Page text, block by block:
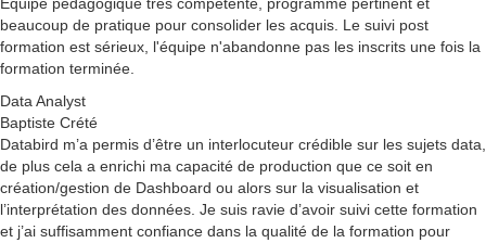
beaucoup de pratique pour consolider les acquis. Le suivi post
formation est sérieux, l'équipe n'abandonne pas les inscrits une fois la
formation terminée.
Data Analyst
Baptiste Crété
Databird m’a permis d’être un interlocuteur crédible sur les sujets data,
de plus cela a enrichi ma capacité de production que ce soit en
création/gestion de Dashboard ou alors sur la visualisation et
l’interprétation des données. Je suis ravie d’avoir suivi cette formation
et j’ai suffisamment confiance dans la qualité de la formation pour